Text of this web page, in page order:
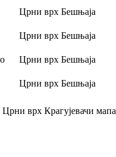
Црни врх Бешњаја
Црни врх Бешњаја
Црни врх Бешњаја
Црни врх Бешњаја
врх Крагујевачи мапа